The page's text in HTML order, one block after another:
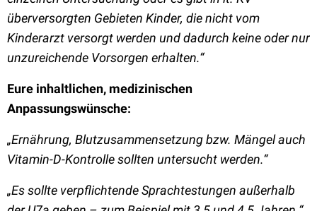
überversorgten Gebieten Kinder, die nicht vom
Kinderarzt versorgt werden und dadurch keine oder nur
unzureichende Vorsorgen erhalten.“
Eure inhaltlichen, medizinischen
Anpassungswünsche:
„Ernährung, Blutzusammensetzung bzw. Mängel auch
Vitamin-D-Kontrolle sollten untersucht werden.“
„Es sollte verpflichtende Sprachtestungen außerhalb